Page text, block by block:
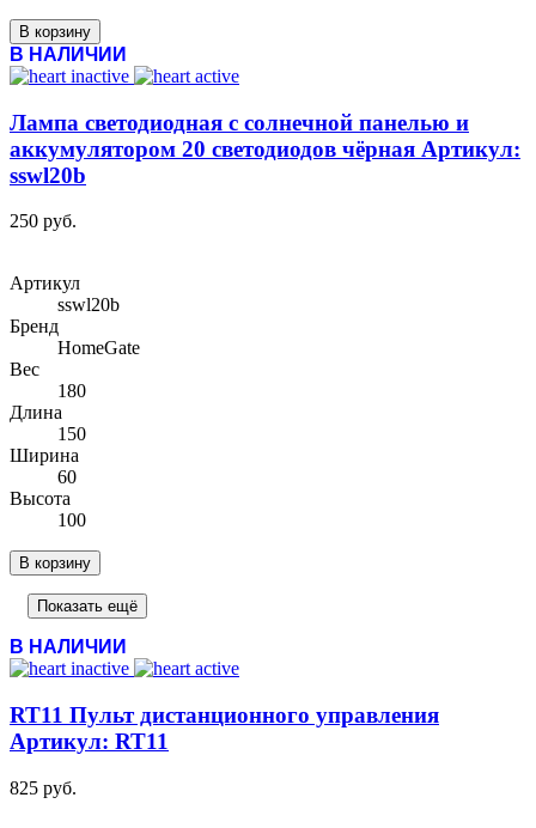
В корзину
В НАЛИЧИИ
Лампа светодиодная с солнечной панелью и
аккумулятором 20 светодиодов чёрная Артикул:
sswl20b
250 руб.
Артикул
sswl20b
Бренд
HomeGate
Вес
180
Длина
150
Ширина
60
Высота
100
В корзину
Показать ещё
В НАЛИЧИИ
RT11 Пульт дистанционного управления
Артикул: RT11
825 руб.